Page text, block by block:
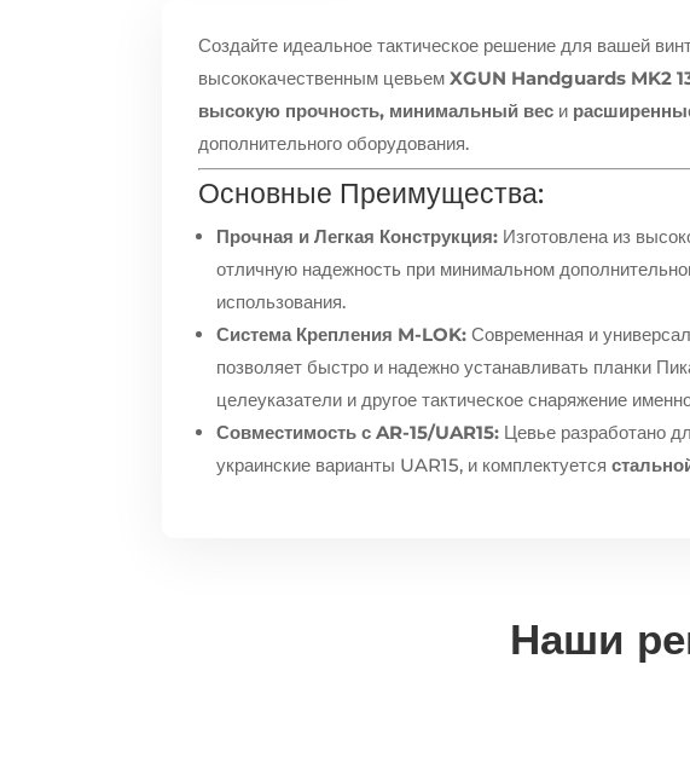
Создайте идеальное тактическое решение для вашей
высококачественным цевьемXGUN Handguards MK2
высокую прочность, минимальный вес и
дополнительного оборудования.
Основные Преимущества:
Прочная и Легкая Конструкция: Изготовлена из
отличную надежность при минимальном
использования.
Система Крепления M-LOK: Современная и
позволяет быстро и надежно устанавливать планки
целеуказатели и другое тактическое снаряжение
Совместимость с AR-15/UAR15: Цевье разработано
украинские варианты UAR15, и комплектуется
Наши